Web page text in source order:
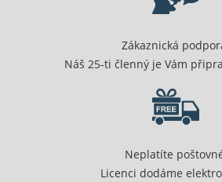
Zákaznická
Náš 25-ti členný je Vám
Neplatíte
Licenci dodáme